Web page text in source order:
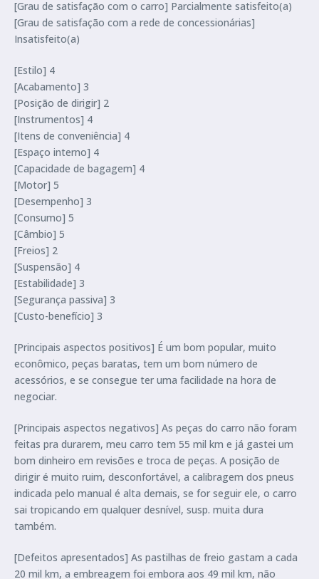
[Grau de satisfação com o carro] Parcialmente satisfeito(a)
[Grau de satisfação com a rede de concessionárias]
Insatisfeito(a)
[Estilo] 4
[Acabamento] 3
[Posição de dirigir] 2
[Instrumentos] 4
[Itens de conveniência] 4
[Espaço interno] 4
[Capacidade de bagagem] 4
[Motor] 5
[Desempenho] 3
[Consumo] 5
[Câmbio] 5
[Freios] 2
[Suspensão] 4
[Estabilidade] 3
[Segurança passiva] 3
[Custo-benefício] 3
[Principais aspectos positivos] É um bom popular, muito
econômico, peças baratas, tem um bom número de
acessórios, e se consegue ter uma facilidade na hora de
negociar.
[Principais aspectos negativos] As peças do carro não foram
feitas pra durarem, meu carro tem 55 mil km e já gastei um
bom dinheiro em revisões e troca de peças. A posição de
dirigir é muito ruim, desconfortável, a calibragem dos pneus
indicada pelo manual é alta demais, se for seguir ele, o carro
sai tropicando em qualquer desnível, susp. muita dura
também.
[Defeitos apresentados] As pastilhas de freio gastam a cada
20 mil km, a embreagem foi embora aos 49 mil km, não